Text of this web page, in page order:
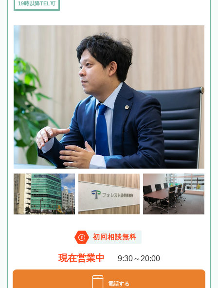
19時以降TEL可
初回相談無料
現在営業中 9:30～20:00
電話する